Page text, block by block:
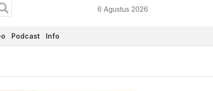
6 Agustus 2026
Podcast Info